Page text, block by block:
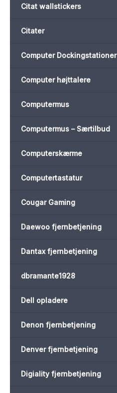
Citat wallstickers
Citater
Computer Dockingstationer
Computer højttalere
Computermus
Computermus – Særtilbud
Computerskærme
Computertastatur
Cougar Gaming
Daewoo fjernbetjening
Dantax fjernbetjening
dbramante1928
Dell opladere
Denon fjernbetjening
Denver fjernbetjening
Digiality fjernbetjening